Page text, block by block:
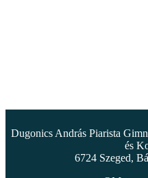
Dugonics András Piarista
és
6724 Szeged,